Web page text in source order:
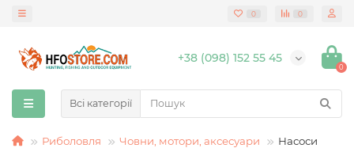
0 0
+38 (098) 152 55 45
0
Всі категорії
Риболовля Човни, мотори, аксесуари Насоси